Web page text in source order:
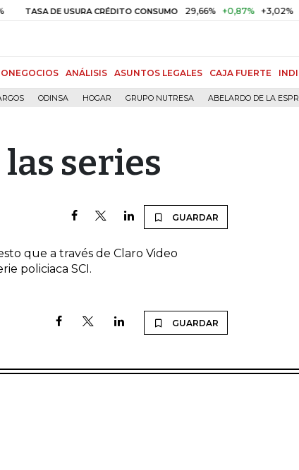
TASA DE USURA CRÉDITO CONSUMO 29,66% +0,87% +3,02%
ANÁLISIS ASUNTOS LEGALES CAJA FUERTE
ODINSA HOGAR GRUPO NUTRESA ABELARDO DE LA
series
GUARDAR
que a través de Claro Video
policiaca SCI.
GUARDAR